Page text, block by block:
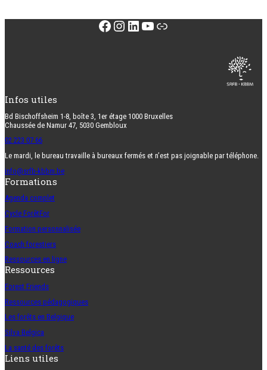
Facebook
Instagram
LinkedIn
YouTube
Lien
Infos utiles
Bd Bischoffsheim 1-8, boîte 3, 1er étage 1000 Bruxelles
Chaussée de Namur 47, 5030 Gembloux
02 223 07 66
Le mardi, le bureau travaille à bureaux fermés et n’est pas joignable par téléphone.
info@srfb-kbbm.be
Formations
Agenda complet
Cycle ForêtFor
Formation personnalisée
Coach forestiers
Ressources en ligne
Ressources
Forest Friends
Ressources pédagogiques
Les forêts en Belgique
Silva Belgica
La santé des forêts
Liens utiles